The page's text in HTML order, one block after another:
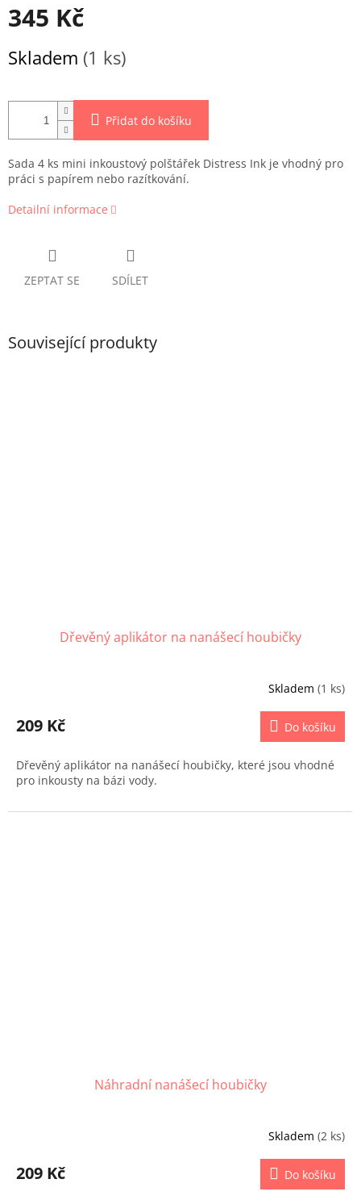
345 Kč
cena:
Skladem (1 ks)
Přidat do košíku
Sada 4 ks mini inkoustový polštářek Distress Ink je vhodný pro
práci s papírem nebo razítkování.
Detailní informace
ZEPTAT SE SDÍLET
Související produkty
Dřevěný aplikátor na nanášecí houbičky
Skladem (1 ks)
209 Kč Do košíku
Dřevěný aplikátor na nanášecí houbičky, které jsou vhodné
pro inkousty na bázi vody.
Náhradní nanášecí houbičky
Skladem (2 ks)
209 Kč Do košíku